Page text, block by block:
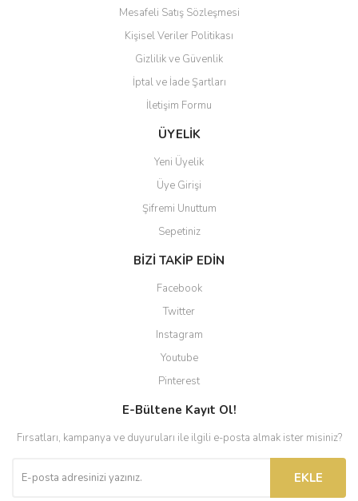
Mesafeli Satış Sözleşmesi
Kişisel Veriler Politikası
Gizlilik ve Güvenlik
İptal ve İade Şartları
İletişim Formu
ÜYELİK
Yeni Üyelik
Üye Girişi
Şifremi Unuttum
Sepetiniz
BİZİ TAKİP EDİN
Facebook
Twitter
Instagram
Youtube
Pinterest
E-Bültene Kayıt Ol!
Fırsatları, kampanya ve duyuruları ile ilgili e-posta almak ister misiniz?
EKLE